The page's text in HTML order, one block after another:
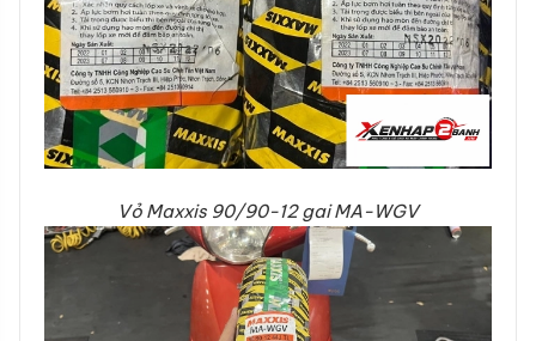
Vỏ Maxxis 90/90-12 gai MA-WGV